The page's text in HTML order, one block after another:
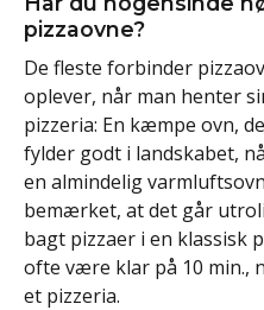
pizzaovne?
De fleste forbinder
oplever, når man henter
pizzeria: En kæmpe ovn,
fylder godt i landskabet,
en almindelig
bemærket, at det går
bagt pizzaer i en klassisk
ofte være klar på 10 min.,
et pizzeria.